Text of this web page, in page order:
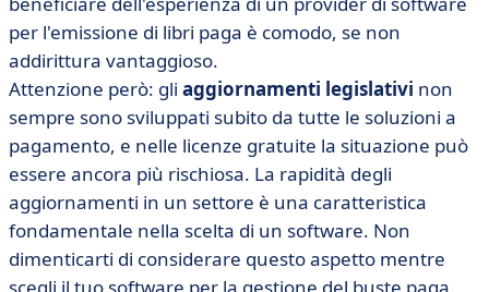
per l'emissione di libri paga è comodo, se non
addirittura vantaggioso.
Attenzione però: gli aggiornamenti legislativi non
sempre sono sviluppati subito da tutte le soluzioni a
pagamento, e nelle licenze gratuite la situazione può
essere ancora più rischiosa. La rapidità degli
aggiornamenti in un settore è una caratteristica
fondamentale nella scelta di un software. Non
dimenticarti di considerare questo aspetto mentre